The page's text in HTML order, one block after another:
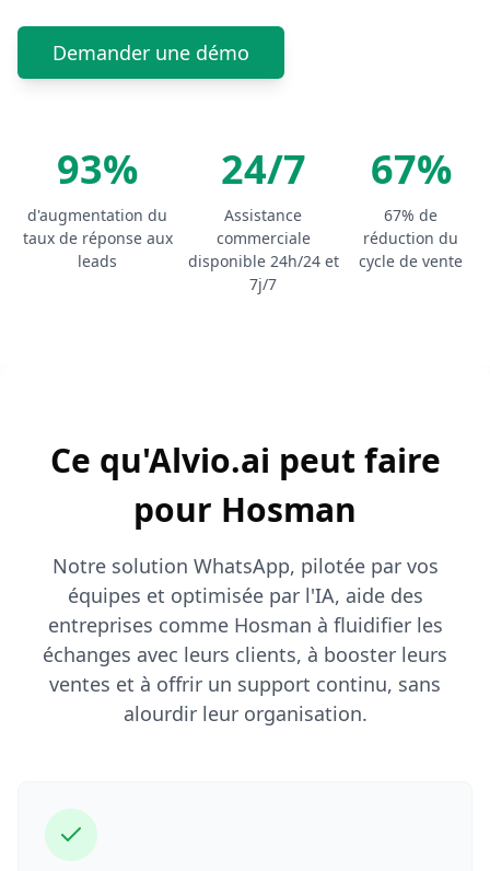
Demander une démo
93%
d'augmentation du
taux de réponse aux
leads
24/7
Assistance
commerciale
disponible 24h/24 et
7j/7
67%
67% de
réduction du
cycle de vente
Ce qu'Alvio.ai peut faire
pour Hosman
Notre solution WhatsApp, pilotée par vos
équipes et optimisée par l'IA, aide des
entreprises comme Hosman à fluidifier les
échanges avec leurs clients, à booster leurs
ventes et à offrir un support continu, sans
alourdir leur organisation.